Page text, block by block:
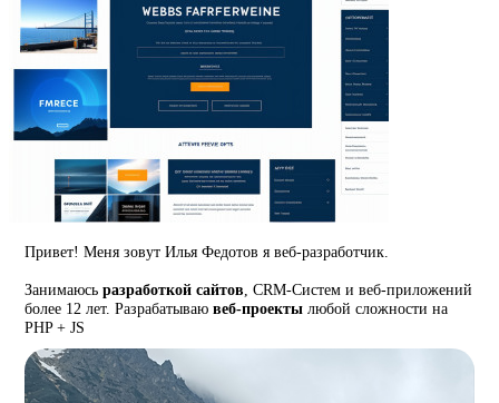
Привет! Меня зовут Илья Федотов я веб-разработчик.
Занимаюсьразработкой сайтов , CRM-Систем и веб-приложений
более 12 лет. Разрабатываювеб-проекты любой сложности на
PHP + JS